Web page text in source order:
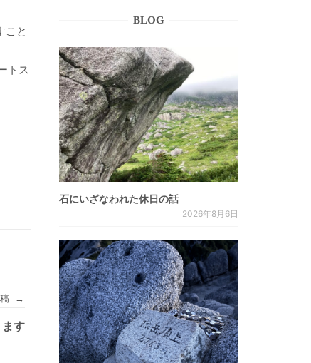
こと
トス
→
す
BLOG
石にいざなわれた休日の話
2026年8月6日